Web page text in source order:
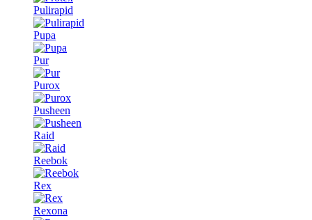
Pulirapid
Pupa
Pur
Purox
Pusheen
Raid
Reebok
Rex
Rexona